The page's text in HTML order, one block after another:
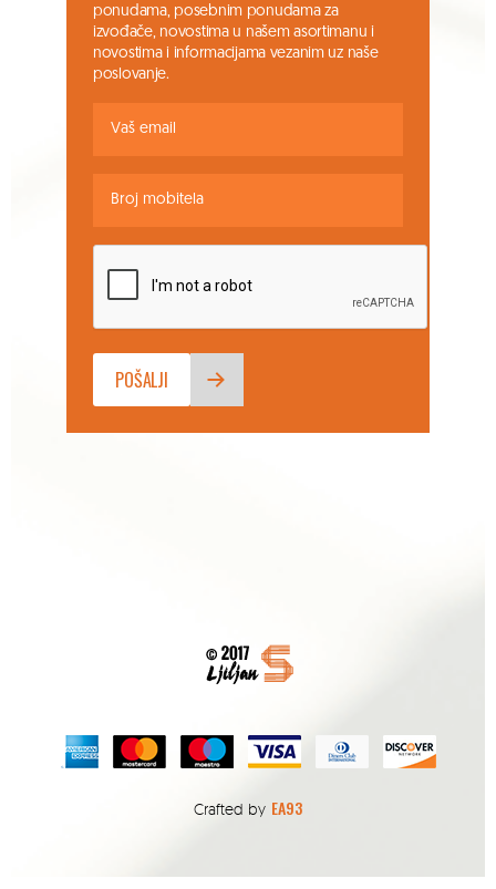
ponudama, posebnim ponudama za
izvođače, novostima u našem asortimanu i
novostima i informacijama vezanim uz naše
poslovanje.
Crafted by EA93